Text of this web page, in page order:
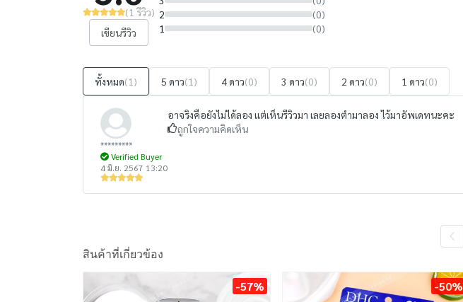
(1 รีวิว)
เขียนรีวิว
1 (0)
2 (0)
ทั้งหมด(1) 5 ดาว(1) 4 ดาว(0) 3 ดาว(0) 2 ดาว(0) 1 ดาว(0)
*********
Verified Buyer
4 มิ.ย. 2567 13:20
อาจริงคือยังไม่ได้ลอง แต่เห็นรีวิวมา เลยลองตำมาลอง ไว้มาอัพเดทนะคะ
ถูกใจความคิดเห็น
สินค้าที่เกี่ยวข้อง
-57% -50%